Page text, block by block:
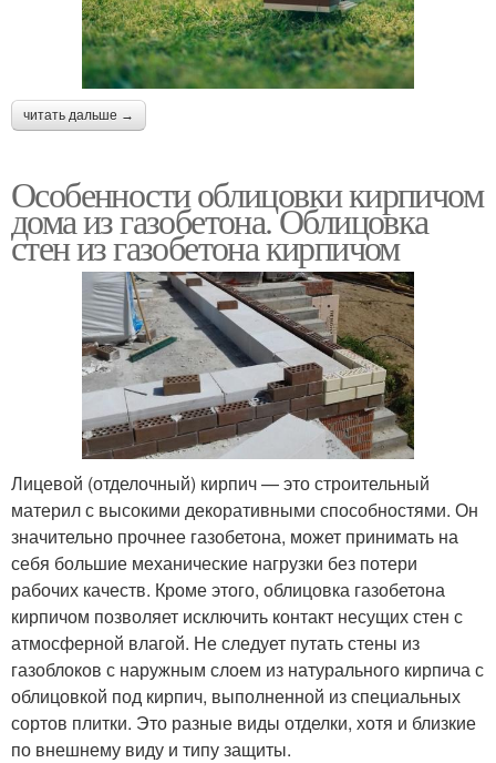
читать дальше →
Особенности облицовки кирпичом
дома из газобетона. Облицовка
стен из газобетона кирпичом
Лицевой (отделочный) кирпич — это строительный
материл с высокими декоративными способностями. Он
значительно прочнее газобетона, может принимать на
себя большие механические нагрузки без потери
рабочих качеств. Кроме этого, облицовка газобетона
кирпичом позволяет исключить контакт несущих стен с
атмосферной влагой. Не следует путать стены из
газоблоков с наружным слоем из натурального кирпича с
облицовкой под кирпич, выполненной из специальных
сортов плитки. Это разные виды отделки, хотя и близкие
по внешнему виду и типу защиты.